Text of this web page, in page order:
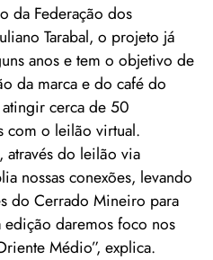
da Federação dos
Tarabal, o projeto já
anos e tem o objetivo de
da marca e do café do
cerca de 50
com o leilão virtual.
através do leilão via
nossas conexões, levando
do Cerrado Mineiro para
daremos foco nos
Médio”, explica.